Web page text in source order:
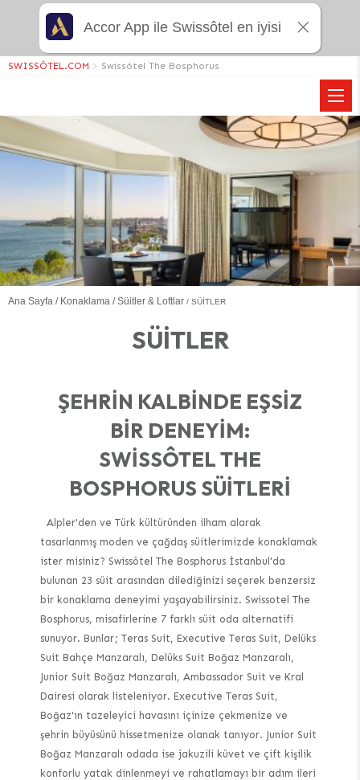
Ana Sayfa Konaklama Süitler & Loftlar SÜITLER
SÜITLER
ŞEHRIN KALBINDE EŞSIZ
BIR DENEYIM:
SWISSÔTEL THE
BOSPHORUS SÜITLERI
Alpler'den ve Türk kültüründen ilham alarak
tasarlanmış moden ve çağdaş süitlerimizde konaklamak
ister misiniz? Swissôtel The Bosphorus İstanbul'da
bulunan 23 süit arasından dilediğinizi seçerek benzersiz
bir konaklama deneyimi yaşayabilirsiniz. Swissotel The
Bosphorus, misafirlerine 7 farklı süit oda alternatifi
sunuyor. Bunlar; Teras Suit, Executive Teras Suit, Delüks
Suit Bahçe Manzaralı, Delüks Suit Boğaz Manzaralı,
Junior Suit Boğaz Manzaralı, Ambassador Suit ve Kral
Dairesi olarak listeleniyor. Executive Teras Suit,
Boğaz'ın tazeleyici havasını içinize çekmenize ve
şehrin büyüsünü hissetmenize olanak tanıyor. Junior Suit
Boğaz Manzaralı odada ise jakuzili küvet ve çift kişilik
konforlu yatak dinlenmeyi ve rahatlamayı bir adım ileri
SWISSÔTEL.COM > Swissôtel The Bosphorus
Accor App ile Swissôtel en iyisi